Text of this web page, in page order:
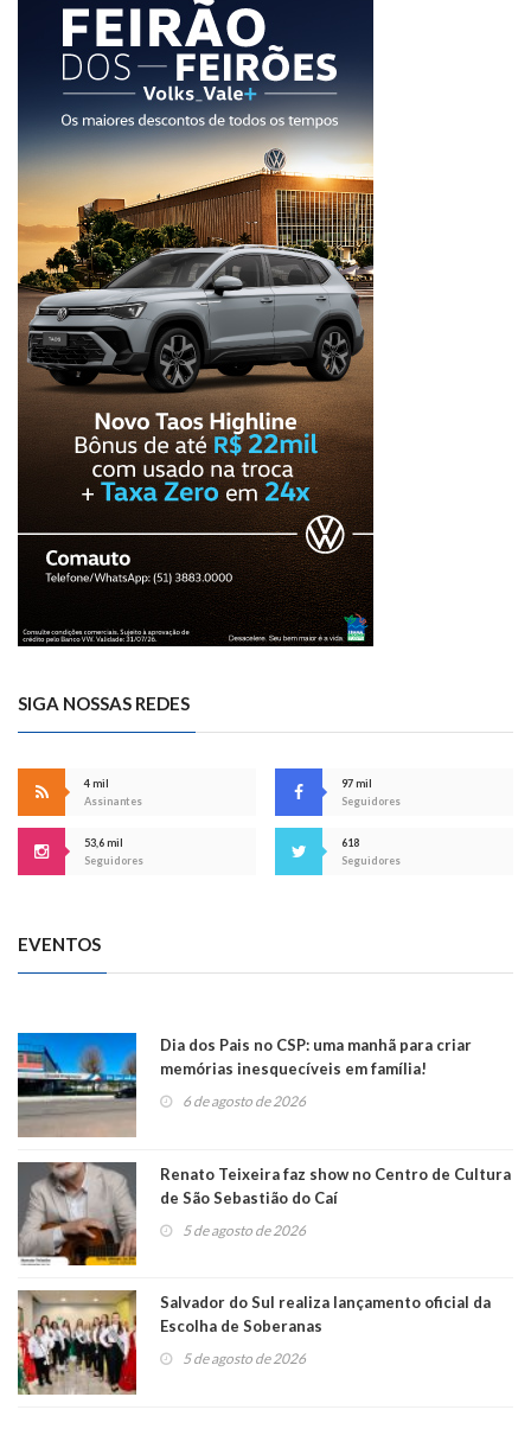
SIGA NOSSAS REDES
4 mil
Assinantes
97 mil
Seguidores
53,6 mil
Seguidores
618
Seguidores
EVENTOS
Dia dos Pais no CSP: uma manhã para criar
memórias inesquecíveis em família!
6 de agosto de 2026
Renato Teixeira faz show no Centro de Cultura
de São Sebastião do Caí
5 de agosto de 2026
Salvador do Sul realiza lançamento oficial da
Escolha de Soberanas
5 de agosto de 2026